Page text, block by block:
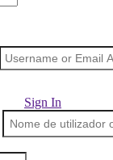
Sign In